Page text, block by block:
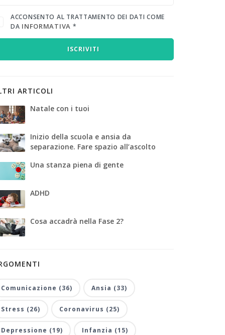
ACCONSENTO AL TRATTAMENTO DEI DATI COME
DA INFORMATIVA *
ISCRIVITI
ARTICOLI
Natale con i tuoi
Inizio della scuola e ansia da
separazione. Fare spazio all’ascolto
Una stanza piena di gente
ADHD
Cosa accadrà nella Fase 2?
Comunicazione (36) Ansia (33)
Stress (26) Coronavirus (25)
Depressione (19) Infanzia (15)